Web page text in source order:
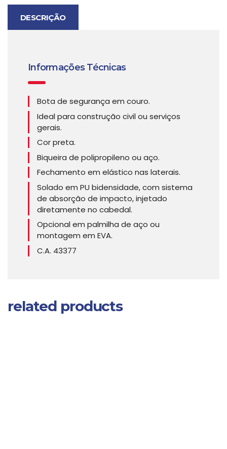
DESCRIÇÃO
Informações Técnicas
Bota de segurança em couro.
Ideal para construção civil ou serviços
gerais.
Cor preta.
Biqueira de polipropileno ou aço.
Fechamento em elástico nas laterais.
Solado em PU bidensidade, com sistema
de absorção de impacto, injetado
diretamente no cabedal.
Opcional em palmilha de aço ou
montagem em EVA.
C.A. 43377
related products